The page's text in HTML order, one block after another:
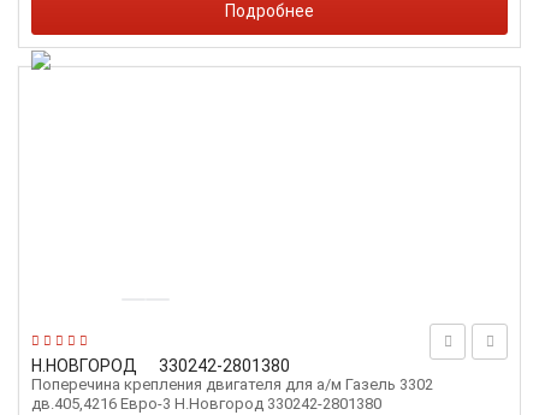
Подробнее
Н.НОВГОРОД 330242-2801380
Поперечина крепления двигателя для а/м Газель 3302
дв.405,4216 Eвро-3 Н.Новгород 330242-2801380